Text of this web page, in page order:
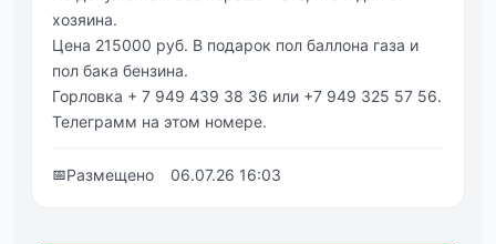
хозяина.
Цена 215000 руб. В подарок пол баллона газа и
пол бака бензина.
Горловка + 7 949 439 38 36 или +7 949 325 57 56.
Телеграмм на этом номере.
📅Размещено 06.07.26 16:03